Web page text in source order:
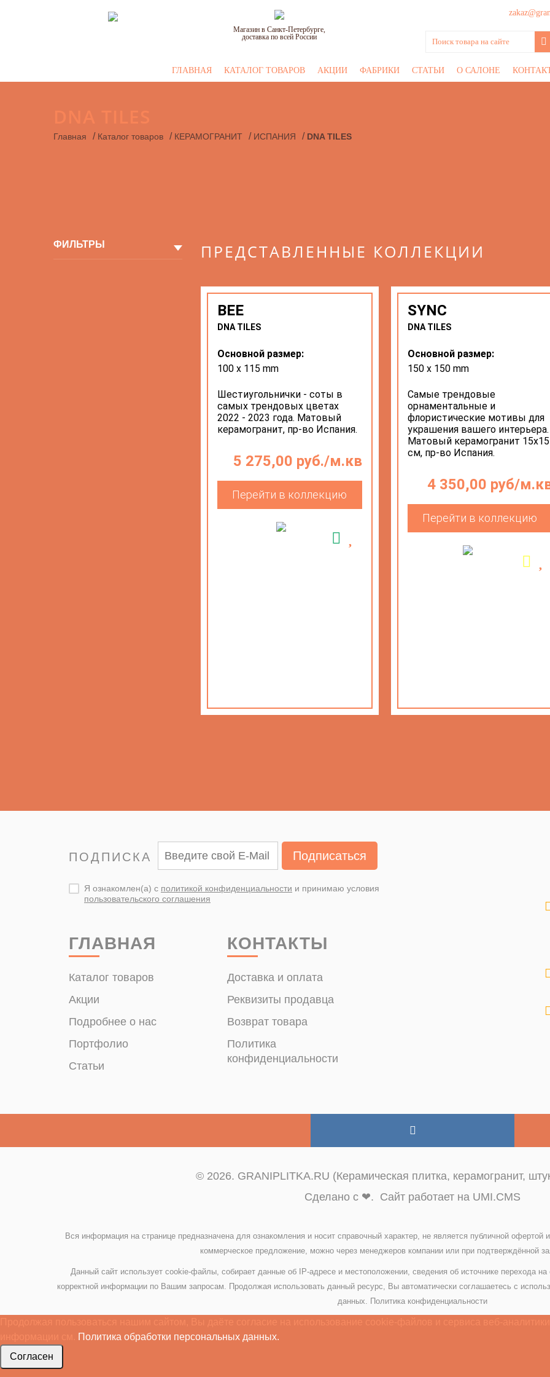
Магазин в Санкт-Петербурге,
доставка по всей России
ГЛАВНАЯ КАТАЛОГ ТОВАРОВ АКЦИИ ФАБРИКИ СТАТЬИ О САЛОНЕ
Главная / Каталог товаров / КЕРАМОГРАНИТ / ИСПАНИЯ / DNA TILES
ФИЛЬТРЫ ПРЕДСТАВЛЕННЫЕ КОЛЛЕКЦИИ
BEE
DNA TILES
5 275,00 руб./м.кв
Перейти в коллекцию
Основной размер:
100 х 115 mm
Шестиугольнички - соты в
самых трендовых цветах
2022 - 2023 года. Матовый
керамогранит, пр-во Испания.
SYNC
DNA TILES
4 350,00 руб/
Перейти в коллекцию
Основной размер:
150 х 150 mm
Самые трендовые
орнаментальные и
флористические мотивы для
украшения вашего интерьера.
Матовый керамогранит 15х15
см, пр-во Испания.
ПОДПИСКА Подписаться
Я ознакомлен(а) с политикой конфиденциальности и принимаю условия
пользовательского соглашения
ГЛАВНАЯ
Каталог товаров
Акции
Подробнее о нас
Портфолио
Статьи
КОНТАКТЫ
Доставка и оплата
Реквизиты продавца
Возврат товара
Политика
конфиденциальности
© 2026. GRANIPLITKA.RU (Керамическая плитка, керамогранит,
Сделано с ❤. Сайт работает на UMI.CMS
Вся информация на странице предназначена для ознакомления и носит справочный характер, не является публичной
коммерческое предложение, можно через менеджеров компании или при подтверждённой
Данный сайт использует cookie-файлы, собирает данные об IP-адресе и местоположении, сведения об источнике перехода
корректной информации по Вашим запросам. Продолжая использовать данный ресурс, Вы автоматически соглашаетесь с
данных. Политика конфиденциальности
Политика обработки персональных данных.
Согласен